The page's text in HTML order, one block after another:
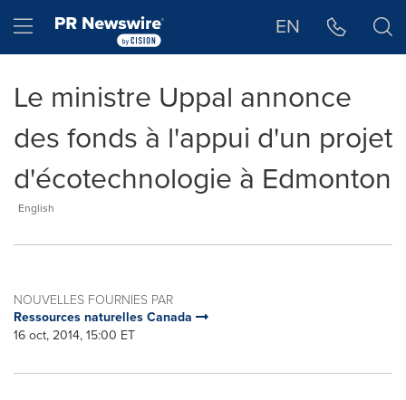
Hamburger menu EN
Le ministre Uppal annonce
des fonds à l'appui d'un projet
d'écotechnologie à Edmonton
English
NOUVELLES FOURNIES PAR
Ressources naturelles Canada
16 oct, 2014, 15:00 ET